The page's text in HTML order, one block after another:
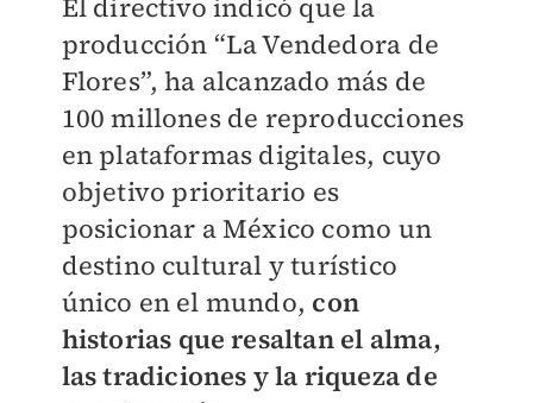
El directivo indicó que la
producción “La Vendedora de
Flores”, ha alcanzado más de
100 millones de reproducciones
en plataformas digitales, cuyo
objetivo prioritario es
posicionar a México como un
destino cultural y turístico
único en el mundo, con
historias que resaltan el alma,
las tradiciones y la riqueza de